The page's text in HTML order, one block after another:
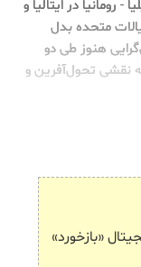
در ایتالیا و
متحده بدل
هنوز طی دو
نقشی تحول‌آفرین و
«بازخورد»